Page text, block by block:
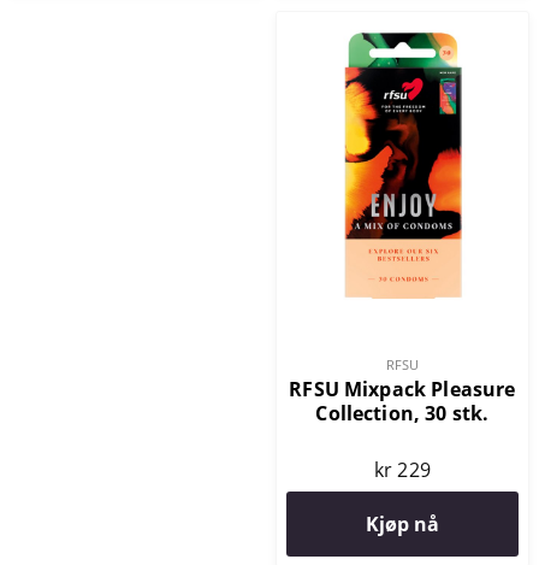
RFSU
RFSU Mixpack Pleasure
Collection, 30 stk.
kr 229
Kjøp nå